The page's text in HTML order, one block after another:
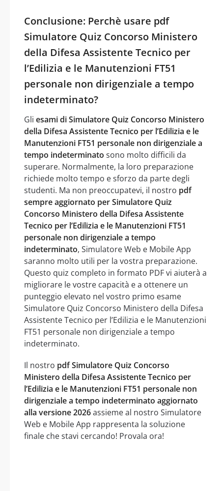
Conclusione: Perchè usare pdf
Simulatore Quiz Concorso Ministero
della Difesa Assistente Tecnico per
l’Edilizia e le Manutenzioni FT51
personale non dirigenziale a tempo
indeterminato?
Gli esami di Simulatore Quiz Concorso Ministero
della Difesa Assistente Tecnico per l’Edilizia e le
Manutenzioni FT51 personale non dirigenziale a
tempo indeterminato sono molto difficili da
superare. Normalmente, la loro preparazione
richiede molto tempo e sforzo da parte degli
studenti. Ma non preoccupatevi, il nostro pdf
sempre aggiornato per Simulatore Quiz
Concorso Ministero della Difesa Assistente
Tecnico per l’Edilizia e le Manutenzioni FT51
personale non dirigenziale a tempo
indeterminato, Simulatore Web e Mobile App
saranno molto utili per la vostra preparazione.
Questo quiz completo in formato PDF vi aiuterà a
migliorare le vostre capacità e a ottenere un
punteggio elevato nel vostro primo esame
Simulatore Quiz Concorso Ministero della Difesa
Assistente Tecnico per l’Edilizia e le Manutenzioni
FT51 personale non dirigenziale a tempo
indeterminato.
Il nostro pdf Simulatore Quiz Concorso
Ministero della Difesa Assistente Tecnico per
l’Edilizia e le Manutenzioni FT51 personale non
dirigenziale a tempo indeterminato aggiornato
alla versione 2026assieme al nostro Simulatore
Web e Mobile App rappresenta la soluzione
finale che stavi cercando! Provala ora!